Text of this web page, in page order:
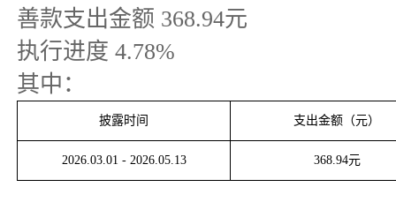
善款支出金额 368.94元
执行进度 4.78%
其中：
披露时间 支出金额（元）
2026.03.01 - 2026.05.13 368.94元